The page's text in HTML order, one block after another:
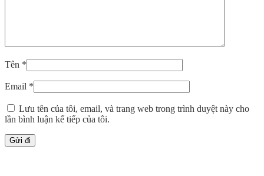
Tên *
Email *
Lưu tên của tôi, email, và trang web trong trình duyệt này cho
lần bình luận kế tiếp của tôi.